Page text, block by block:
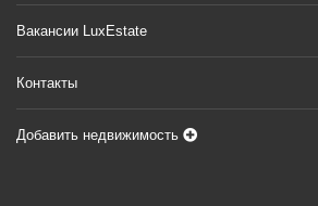
Вакансии LuxEstate
Контакты
Добавить недвижимость